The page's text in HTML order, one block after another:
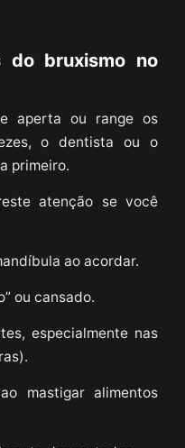
do bruxismo no
aperta ou range os
o dentista ou o
primeiro.
atenção se você
ao acordar.
ou cansado.
especialmente nas
mastigar alimentos